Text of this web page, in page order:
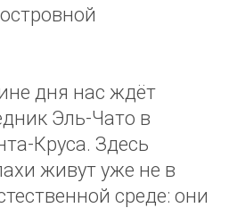
дня нас ждёт
Эль-Чато в
Круса. Здесь
живут уже не в
среде: они